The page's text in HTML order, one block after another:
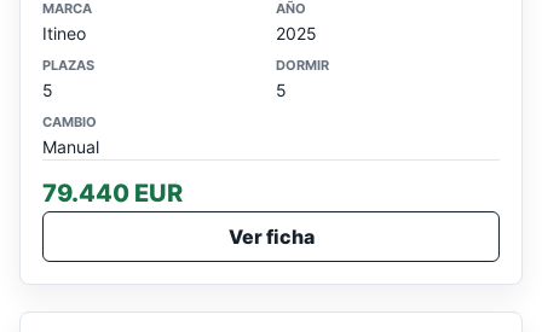
MARCA
Itineo
AÑO
2025
PLAZAS
5
DORMIR
5
CAMBIO
Manual
79.440 EUR
Ver ficha